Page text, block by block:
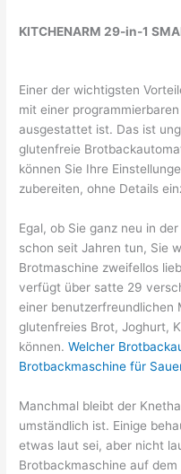
KITCHENARM 29-in-1
Einer der wichtigsten
mit einer
ausgestattet ist. Das ist
glutenfreie
können Sie Ihre
zubereiten, ohne Details
Egal, ob Sie ganz neu in
schon seit Jahren tun, Sie
Brotmaschine zweifellos
verfügt über satte 29
einer benutzerfreundlichen
glutenfreies Brot, Joghurt,
können.Welcher
Brotbackmaschine für
Manchmal bleibt der
umständlich ist. Einige
etwas laut sei, aber nicht
Brotbackmaschine auf